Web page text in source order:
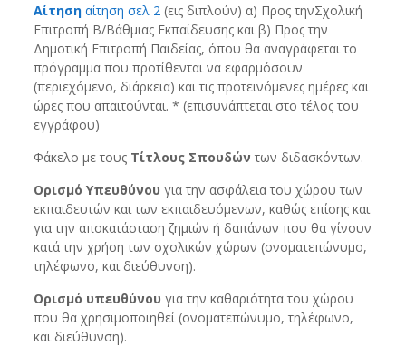
Αίτηση αίτηση σελ 2 (εις διπλούν) α) Προς τηνΣχολική
Επιτροπή Β/Βάθμιας Εκπαίδευσης και β) Προς την
Δημοτική Επιτροπή Παιδείας, όπου θα αναγράφεται το
πρόγραμμα που προτίθενται να εφαρμόσουν
(περιεχόμενο, διάρκεια) και τις προτεινόμενες ημέρες και
ώρες που απαιτούνται. * (επισυνάπτεται στο τέλος του
εγγράφου)
Φάκελο με τους Τίτλους Σπουδών των διδασκόντων.
Ορισμό Υπευθύνου για την ασφάλεια του χώρου των
εκπαιδευτών και των εκπαιδευόμενων, καθώς επίσης και
για την αποκατάσταση ζημιών ή δαπάνων που θα γίνουν
κατά την χρήση των σχολικών χώρων (ονοματεπώνυμο,
τηλέφωνο, και διεύθυνση).
Ορισμό υπευθύνου για την καθαριότητα του χώρου
που θα χρησιμοποιηθεί (ονοματεπώνυμο, τηλέφωνο,
και διεύθυνση).